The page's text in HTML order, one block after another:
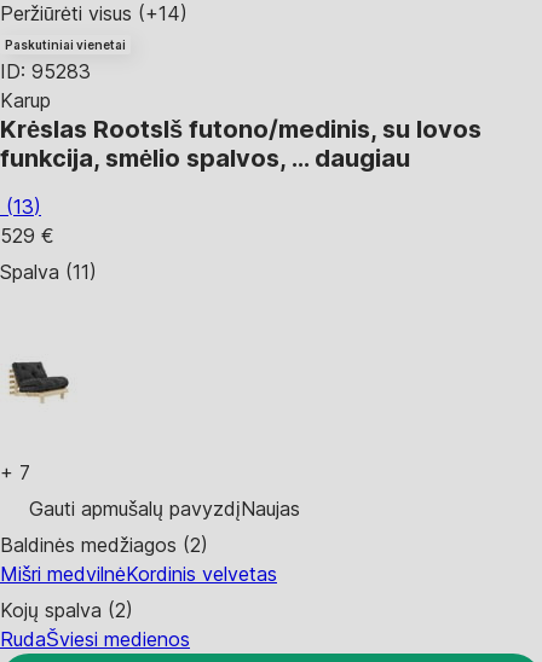
Peržiūrėti visus (+14)
Paskutiniai vienetai
ID: 95283
Karup
Krėslas RootsIš futono/medinis, su lovos
funkcija, smėlio spalvos, … daugiau
(13)
529 €
Spalva (11)
+ 7
Gauti apmušalų pavyzdįNaujas
Baldinės medžiagos (2)
Mišri medvilnėKordinis velvetas
Kojų spalva (2)
RudaŠviesi medienos